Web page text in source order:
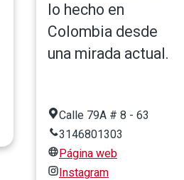
lo hecho en
Colombia desde
una mirada actual.
Calle 79A # 8 - 63
3146801303
Página web
Instagram